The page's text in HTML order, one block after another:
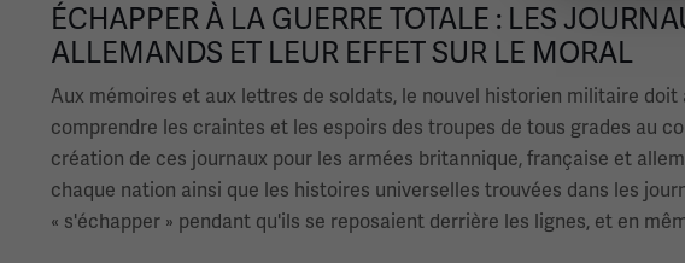
ÉCHAPPER À LA GUERRE TOTALE : LES
ALLEMANDS ET LEUR EFFET SUR LE MORAL
Aux mémoires et aux lettres de soldats, le nouvel historien militaire
comprendre les craintes et les espoirs des troupes de tous grades au
création de ces journaux pour les armées britannique, française et
chaque nation ainsi que les histoires universelles trouvées dans les
« s'échapper » pendant qu'ils se reposaient derrière les lignes, et en